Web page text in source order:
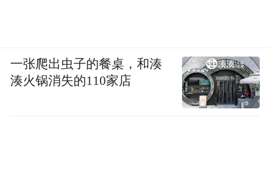
一张爬出虫子的餐桌，和湊
湊火锅消失的110家店